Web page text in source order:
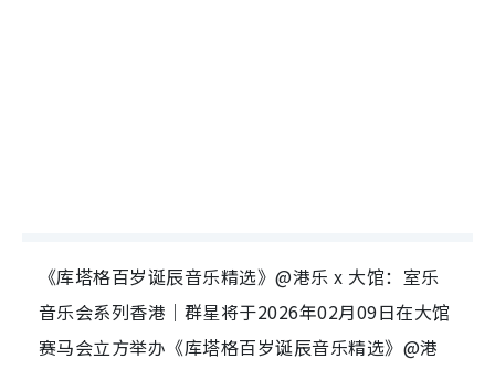
《库塔格百岁诞辰音乐精选》@港乐 x 大馆：室乐
音乐会系列香港｜群星将于2026年02月09日在大馆
赛马会立方举办《库塔格百岁诞辰音乐精选》@港